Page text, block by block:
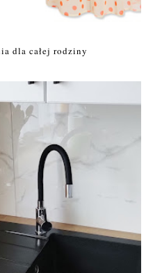
dla całej rodziny